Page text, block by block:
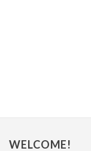
WELCOME!